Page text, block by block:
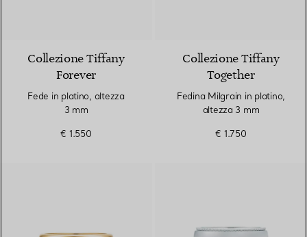
Collezione Tiffany
Forever
Fede in platino, altezza
3 mm
€ 1.550
Collezione Tiffany
Together
Fedina Milgrain in platino,
altezza 3 mm
€ 1.750